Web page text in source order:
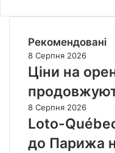
Рекомендовані
8 Серпня 2026
Ціни на
8 Серпня 2026
Loto-
до Парижа